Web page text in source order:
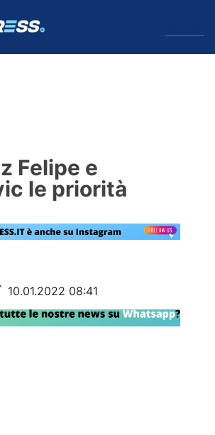
Felipe e
le priorità
10.01.2022 08:41